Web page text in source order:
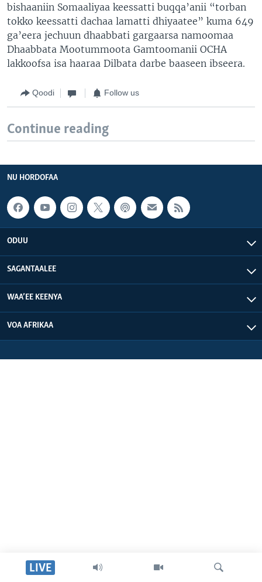
LIVE
bishaaniin Somaaliyaa keessatti buqqa’anii “torban
tokko keessatti dachaa lamatti dhiyaatee” kuma 649
ga’eera jechuun dhaabbati gargaarsa namoomaa
Dhaabbata Mootummoota Gamtoomanii OCHA
lakkoofsa isa haaraa Dilbata darbe baaseen ibseera.
Qoodi Follow us
Continue reading
NU HORDOFAA
ODUU
SAGANTAALEE
WAA’EE KEENYA
VOA AFRIKAA